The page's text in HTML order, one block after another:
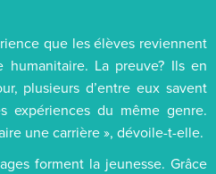
que les élèves reviennent
humanitaire. La preuve? Ils en
plusieurs d’entre eux savent
expériences du même genre.
une carrière », dévoile-t-elle.
forment la jeunesse. Grâce